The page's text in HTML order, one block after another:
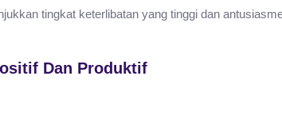
tingkat keterlibatan yang tinggi dan
Dan Produktif